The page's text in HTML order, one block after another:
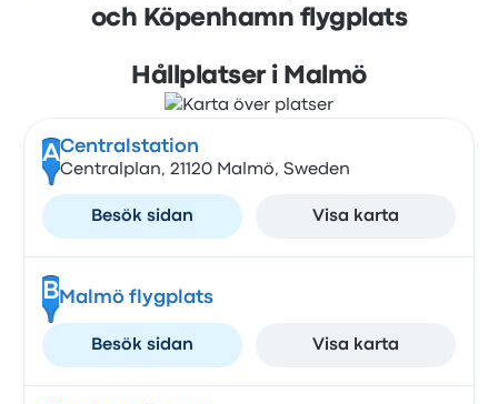
och Köpenhamn flygplats
Hållplatser i Malmö
ACentralstation
Centralplan, 21120 Malmö, Sweden
Besök sidan Visa karta
BMalmö flygplats
Besök sidan Visa karta